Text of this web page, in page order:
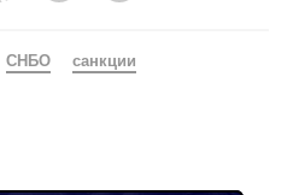
СНБО
санкции